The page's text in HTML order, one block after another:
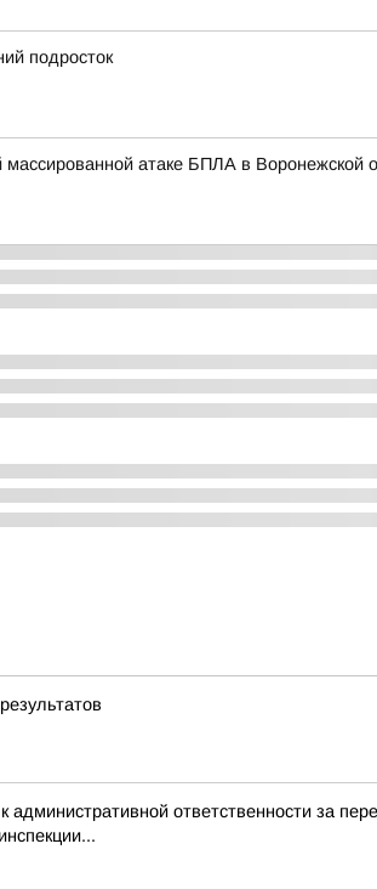
подросток
атаке БПЛА в Воронежской
административной ответственности за